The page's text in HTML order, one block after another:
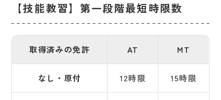
【技能教習】第一段階最短時限数
取得済みの免許 AT MT
なし・原付 12時限 15時限